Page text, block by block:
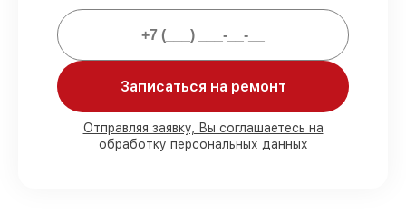
Мы гарантируем:
работ под контролем клиента
90%комплектующих для тепловизоров
на складе или доступны для срочного
заказа
Записаться на ремонт
Отправляя заявку, Вы соглашаетесь на
обработку персональных данных